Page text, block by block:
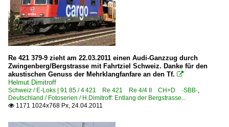
Re 421 379-9 zieht am 22.03.2011 einen Audi-Ganzzug durch
Zwingenberg/Bergstrasse mit Fahrtziel Schweiz. Danke für den
akustischen Genuss der Mehrklangfanfare an den Tf. 
Helmut Dimitroff
Schweiz / E-Loks | 91 85 / 4 421 Re 421 Re 4/4 II CH+D ·SBB·,
Deutschland / Fotoserien / H.Dimitroff: Entlang der Bergstrasse...
 1171 1024x768 Px, 24.04.2011